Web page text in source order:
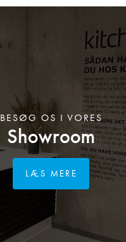
Showroom
BESØG OS I VORES
LÆS MERE